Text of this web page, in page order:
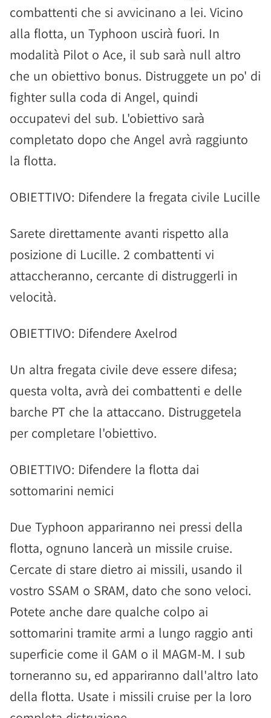
combattenti che si avvicinano a lei. Vicino
alla flotta, un Typhoon uscirà fuori. In
modalità Pilot o Ace, il sub sarà null altro
che un obiettivo bonus. Distruggete un po' di
fighter sulla coda di Angel, quindi
occupatevi del sub. L'obiettivo sarà
completato dopo che Angel avrà raggiunto
la flotta.
OBIETTIVO: Difendere la fregata civile Lucille
Sarete direttamente avanti rispetto alla
posizione di Lucille. 2 combattenti vi
attaccheranno, cercante di distruggerli in
velocità.
OBIETTIVO: Difendere Axelrod
Un altra fregata civile deve essere difesa;
questa volta, avrà dei combattenti e delle
barche PT che la attaccano. Distruggetela
per completare l'obiettivo.
OBIETTIVO: Difendere la flotta dai
sottomarini nemici
Due Typhoon appariranno nei pressi della
flotta, ognuno lancerà un missile cruise.
Cercate di stare dietro ai missili, usando il
vostro SSAM o SRAM, dato che sono veloci.
Potete anche dare qualche colpo ai
sottomarini tramite armi a lungo raggio anti
superficie come il GAM o il MAGM-M. I sub
torneranno su, ed appariranno dall'altro lato
della flotta. Usate i missili cruise per la loro